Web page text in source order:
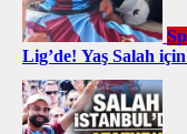
Lig’de! Yaş Salah